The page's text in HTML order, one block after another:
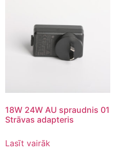
18W 24W AU spraudnis 01
Strāvas adapteris
Lasīt vairāk